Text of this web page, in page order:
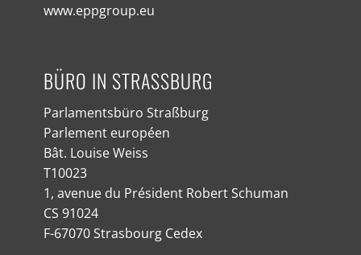
www.eppgroup.eu
BÜRO IN STRASSBURG
Parlamentsbüro Straßburg
Parlement européen
Bât. Louise Weiss
T10023
1, avenue du Président Robert Schuman
CS 91024
F-67070 Strasbourg Cedex